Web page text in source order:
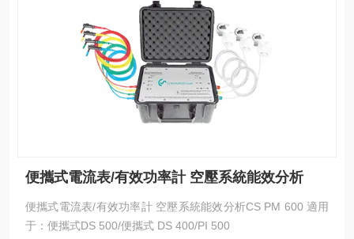
便攜式電流表/有效功率計 空壓系統能效分析
便攜式電流表/有效功率計 空壓系統能效分析CS PM 600 適用
于：便攜式DS 500/便攜式 DS 400/PI 500